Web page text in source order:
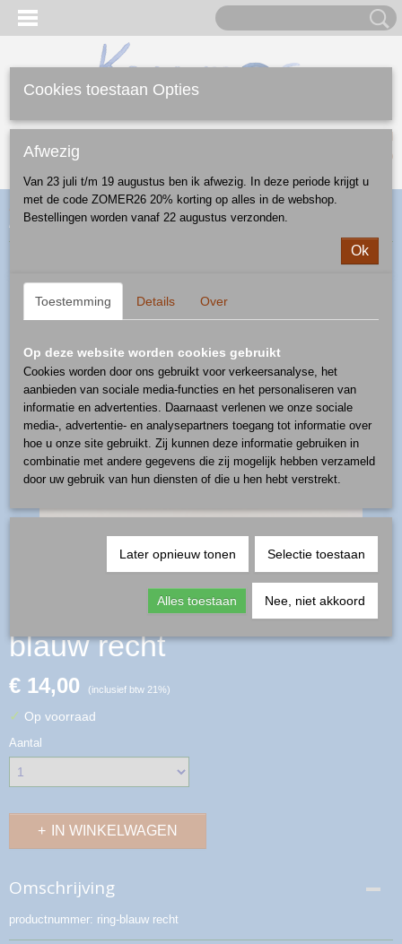
(0)
Home >Webshop>Diversen >ringen> ring verstelbaar - patroon
blauw recht
ring verstelbaar - patroon
blauw recht
€ 14,00 (inclusief btw 21%)
✓ Op voorraad
Aantal
IN WINKELWAGEN
Omschrijving
productnummer: ring-blauw recht
Cookies toestaan Opties
Afwezig
Van 23 juli t/m 19 augustus ben ik afwezig. In deze periode krijgt u
met de code ZOMER26 20% korting op alles in de webshop.
Bestellingen worden vanaf 22 augustus verzonden.
Ok
Toestemming Details Over
Op deze website worden cookies gebruikt
Cookies worden door ons gebruikt voor verkeersanalyse, het
aanbieden van sociale media-functies en het personaliseren van
informatie en advertenties. Daarnaast verlenen we onze sociale
media-, advertentie- en analysepartners toegang tot informatie over
hoe u onze site gebruikt. Zij kunnen deze informatie gebruiken in
combinatie met andere gegevens die zij mogelijk hebben verzameld
door uw gebruik van hun diensten of die u hen hebt verstrekt.
Later opnieuw tonen Selectie toestaan
Alles toestaan Nee, niet akkoord